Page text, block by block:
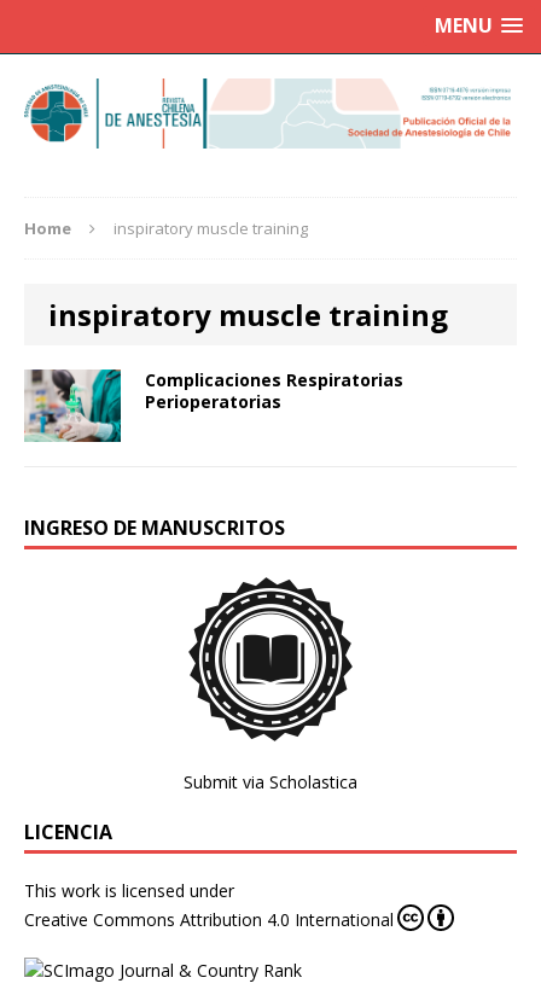
MENU
Home inspiratory muscle training
inspiratory muscle training
Complicaciones Respiratorias
Perioperatorias
INGRESO DE MANUSCRITOS
Submit via Scholastica
LICENCIA
This work is licensed under
Creative Commons Attribution 4.0 International